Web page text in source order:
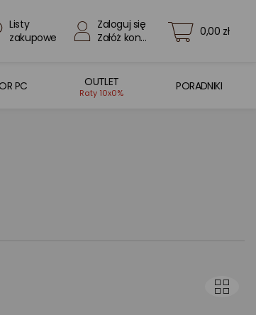
Listy
zakupowe
Zaloguj się
Załóż konto
0,00 zł
PC OUTLET
Raty 10x0%
PORADNIKI